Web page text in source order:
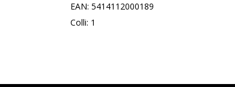
EAN: 5414112000189
Colli: 1